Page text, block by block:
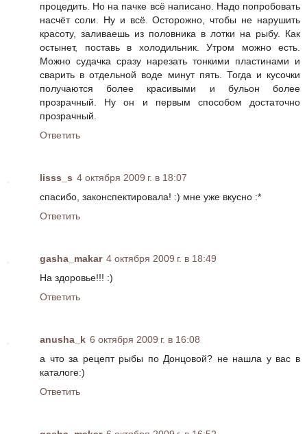
процедить. Но на пачке всё написано. Надо попробовать
насчёт соли. Ну и всё. Осторожно, чтобы не нарушить
красоту, заливаешь из половника в лотки на рыбу. Как
остынет, поставь в холодильник. Утром можно есть.
Можно судачка сразу нарезать тонкими пластинами и
сварить в отдельной воде минут пять. Тогда и кусочки
получаются более красивыми и бульон более
прозрачный. Ну он и первым способом достаточно
прозрачный.
Ответить
lisss_s 4 октября 2009 г. в 18:07
спасибо, законспектировала! :) мне уже вкусно :*
Ответить
gasha_makar 4 октября 2009 г. в 18:49
На здоровье!!! :)
Ответить
anusha_k 6 октября 2009 г. в 16:08
а что за рецепт рыбы по Донцовой? не нашла у вас в
каталоге:)
Ответить